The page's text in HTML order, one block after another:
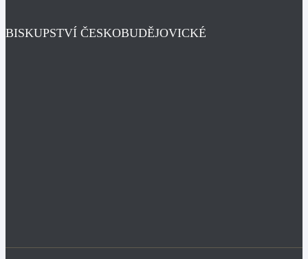
BISKUPSTVÍ ČESKOBUDĚJOVICKÉ